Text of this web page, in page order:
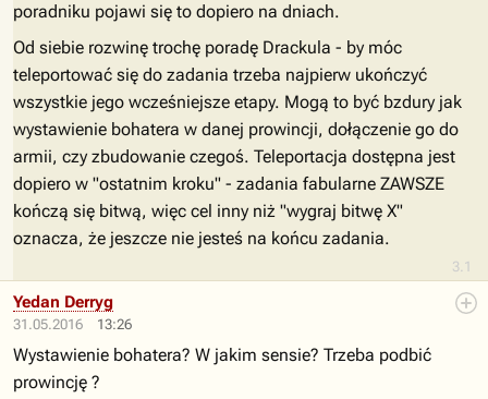
3.1
poradniku pojawi się to dopiero na dniach.
Od siebie rozwinę trochę poradę Drackula - by móc
teleportować się do zadania trzeba najpierw ukończyć
wszystkie jego wcześniejsze etapy. Mogą to być bzdury jak
wystawienie bohatera w danej prowincji, dołączenie go do
armii, czy zbudowanie czegoś. Teleportacja dostępna jest
dopiero w "ostatnim kroku" - zadania fabularne ZAWSZE
kończą się bitwą, więc cel inny niż "wygraj bitwę X"
oznacza, że jeszcze nie jesteś na końcu zadania.
31.05.2016 13:26
Yedan Derryg
Wystawienie bohatera? W jakim sensie? Trzeba podbić
prowincję ?